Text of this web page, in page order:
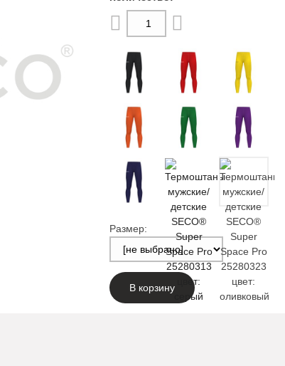
Размер:
В корзину